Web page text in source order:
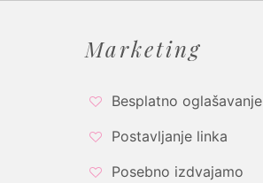
Marketing
Besplatno oglašavanje
Postavljanje linka
Posebno izdvajamo